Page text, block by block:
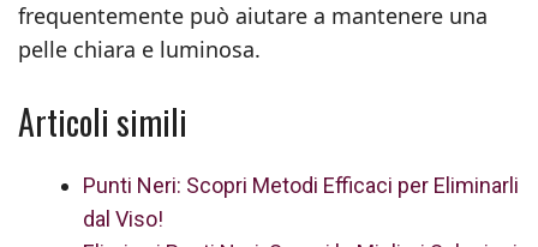
frequentemente può aiutare a mantenere una
pelle chiara e luminosa.
Articoli simili
Punti Neri: Scopri Metodi Efficaci per Eliminarli
dal Viso!